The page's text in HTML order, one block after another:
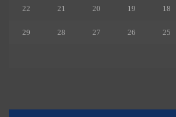
18
19
20
21
22
25
26
27
28
29